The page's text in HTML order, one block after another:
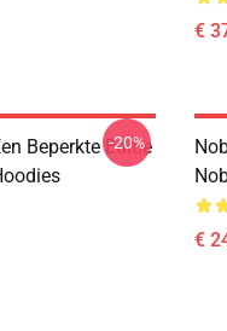
€
Beperkte Editie
-20%
€